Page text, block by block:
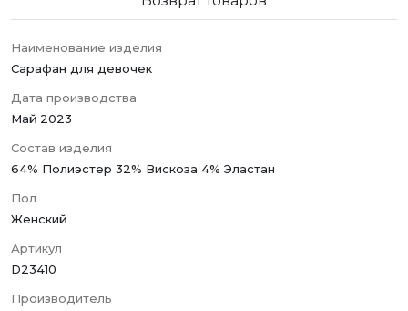
Наименование изделия
Сарафан для девочек
Дата производства
Май 2023
Состав изделия
64% Полиэстер 32% Вискоза 4% Эластан
Пол
Женский
Артикул
D23410
Производитель